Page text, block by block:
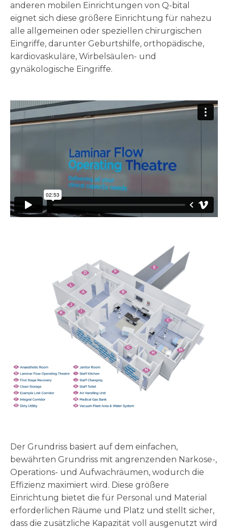
anderen mobilen Einrichtungen von Q-bital
eignet sich diese größere Einrichtung für nahezu
alle allgemeinen oder speziellen chirurgischen
Eingriffe, darunter Geburtshilfe, orthopädische,
kardiovaskuläre, Wirbelsäulen- und
gynäkologische Eingriffe.
Der Grundriss basiert auf dem einfachen,
bewährten Grundriss mit angrenzenden Narkose-,
Operations- und Aufwachräumen, wodurch die
Effizienz maximiert wird. Diese größere
Einrichtung bietet die für Personal und Material
erforderlichen Räume und Platz und stellt sicher,
dass die zusätzliche Kapazität voll ausgenutzt wird